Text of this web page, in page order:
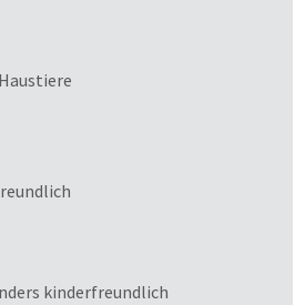
kinderfreundlich